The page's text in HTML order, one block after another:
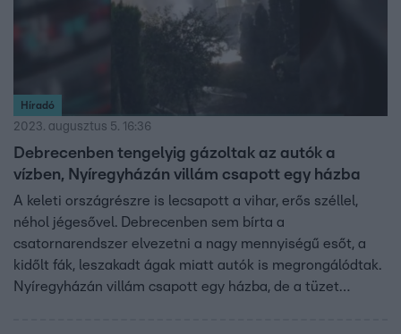
Híradó
2023. augusztus 5. 16:36
Debrecenben tengelyig gázoltak az autók a
vízben, Nyíregyházán villám csapott egy házba
A keleti országrészre is lecsapott a vihar, erős széllel,
néhol jégesővel. Debrecenben sem bírta a
csatornarendszer elvezetni a nagy mennyiségű esőt, a
kidőlt fák, leszakadt ágak miatt autók is megrongálódtak.
Nyíregyházán villám csapott egy házba, de a tüzet